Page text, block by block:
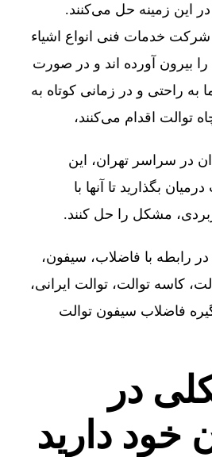
این زمینه حل می‌کنند.
خدمات فنی انواع اشیاء
را بیرون آورده اند و در صورت
راحتی و در زمانی کوتاه به
توالت اقدام می‌کنند،
در سراسر تهران، این
بگذارید تا آنها با
مشکل را حل کنند.
رابطه با فاضلاب، سیفون،
کاسه توالت، توالت ایرانی،
فاضلاب سیفون توالت
در
خود دارید